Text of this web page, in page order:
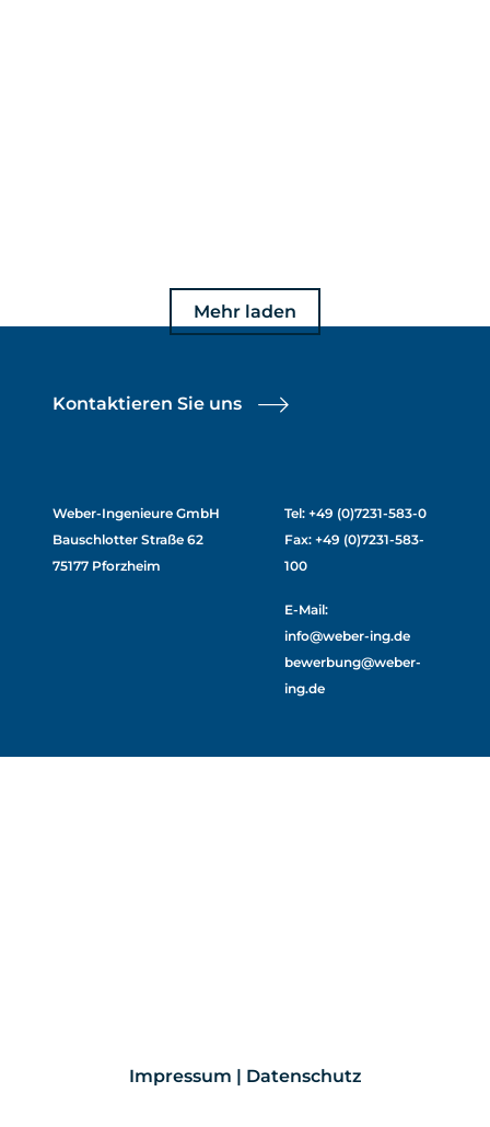
Mehr laden
Kontaktieren Sie uns
Weber-Ingenieure GmbH
Bauschlotter Straße 62
75177 Pforzheim
Tel: +49 (0)7231-583-0
Fax: +49 (0)7231-583-
100
E-Mail:
info@weber-ing.de
bewerbung@weber-
ing.de
Impressum | Datenschutz